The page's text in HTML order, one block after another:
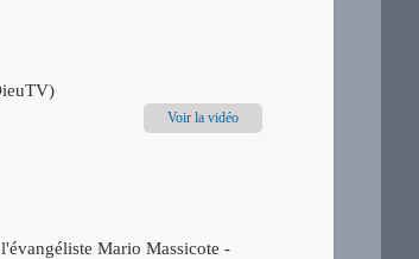
Voir la vidéo
Mario Massicote -